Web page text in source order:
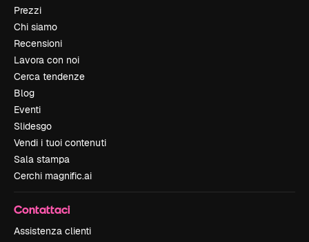
Prezzi
Chi siamo
Recensioni
Lavora con noi
Cerca tendenze
Blog
Eventi
Slidesgo
Vendi i tuoi contenuti
Sala stampa
Cerchi magnific.ai
Contattaci
Assistenza clienti